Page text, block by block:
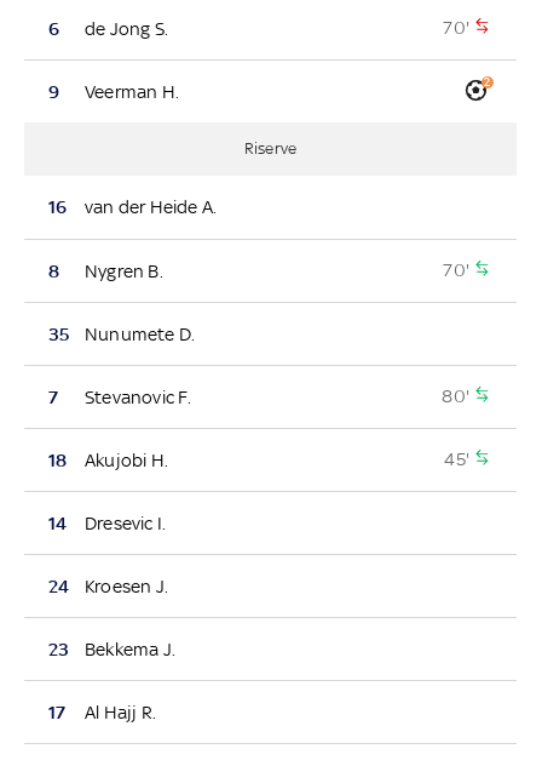
6 de Jong S. 70'
9 Veerman H. 2
Riserve
16 van der Heide A.
8 Nygren B. 70'
35 Nunumete D.
7 Stevanovic F. 80'
18 Akujobi H. 45'
14 Dresevic I.
24 Kroesen J.
23 Bekkema J.
17 Al Hajj R.